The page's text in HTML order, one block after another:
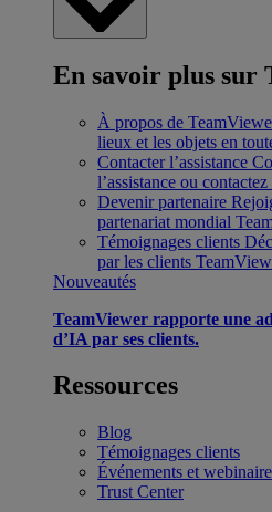
En savoir plus sur
À propos de
lieux et les objets en
Contacter l’assistance
l’assistance ou
Devenir partenaire
partenariat mondial
Témoignages clients
par les clients
Nouveautés
TeamViewer rapporte une
d’IA par ses clients.
Ressources
Blog
Témoignages clients
Événements et
Trust Center